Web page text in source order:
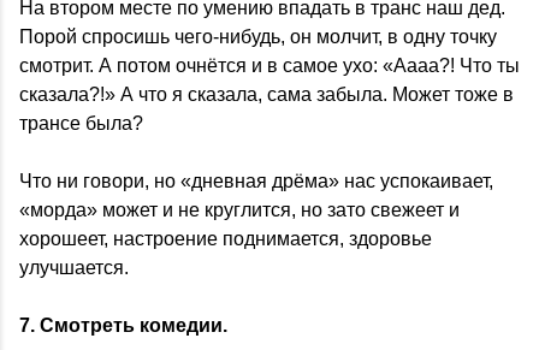
На втором месте по умению впадать в транс наш дед.
Порой спросишь чего-нибудь, он молчит, в одну точку
смотрит. А потом очнётся и в самое ухо: «Аааа?! Что ты
сказала?!» А что я сказала, сама забыла. Может тоже в
трансе была?
Что ни говори, но «дневная дрёма» нас успокаивает,
«морда» может и не круглится, но зато свежеет и
хорошеет, настроение поднимается, здоровье
улучшается.
7. Смотреть комедии.